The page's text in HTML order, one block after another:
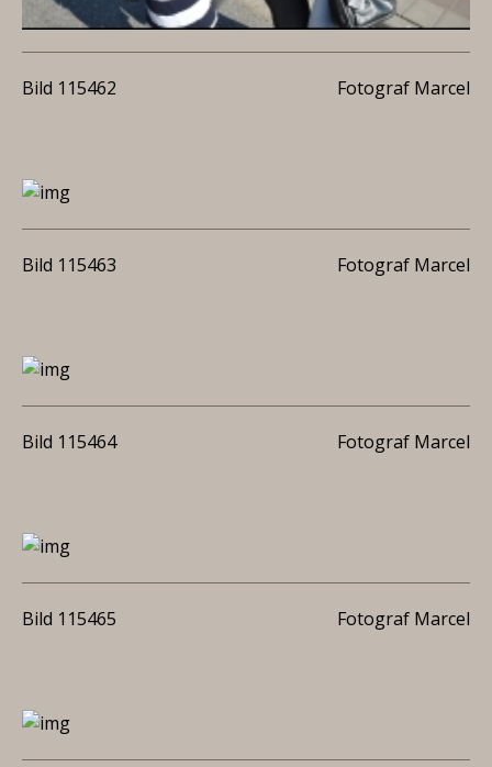
Bild 115462 Fotograf Marcel
Bild 115463 Fotograf Marcel
Bild 115464 Fotograf Marcel
Bild 115465 Fotograf Marcel